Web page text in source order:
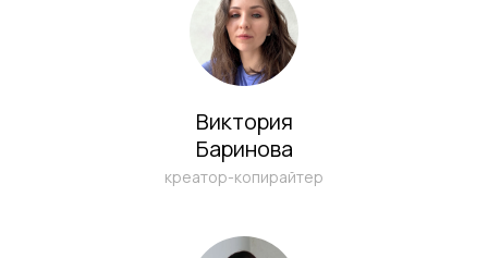
Виктория
Баринова
креатор-копирайтер
Я ознакомлен (а) и согласен (на) с